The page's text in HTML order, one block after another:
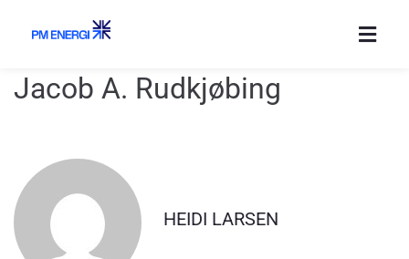
Jacob A. Rudkjøbing
HEIDI LARSEN